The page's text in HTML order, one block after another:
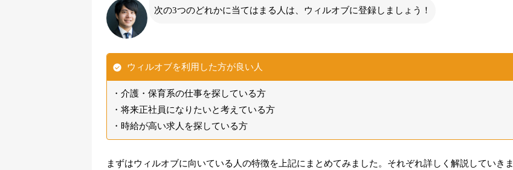
次の3つのどれかに当てはまる人は、ウィルオブに登録しましょう！
ウィルオブを利用した方が良い人
介護・保育系の仕事を探している方
将来正社員になりたいと考えている方
時給が高い求人を探している方
まずはウィルオブに向いている人の特徴を上記にまとめてみました。それぞれ詳しく解説していきま